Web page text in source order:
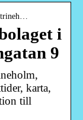
i
9
karta,
till